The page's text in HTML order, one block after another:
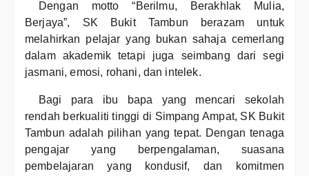
Dengan motto “Berilmu, Berakhlak Mulia,
Berjaya”, SK Bukit Tambun berazam untuk
melahirkan pelajar yang bukan sahaja cemerlang
dalam akademik tetapi juga seimbang dari segi
jasmani, emosi, rohani, dan intelek.
Bagi para ibu bapa yang mencari sekolah
rendah berkualiti tinggi di Simpang Ampat, SK Bukit
Tambun adalah pilihan yang tepat. Dengan tenaga
pengajar yang berpengalaman, suasana
pembelajaran yang kondusif, dan komitmen